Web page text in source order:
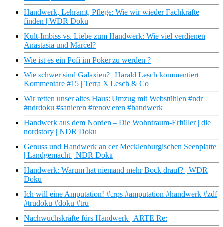
Handwerk, Lehramt, Pflege: Wie wir wieder Fachkräfte
finden | WDR Doku
Kult-Imbiss vs. Liebe zum Handwerk: Wie viel verdienen
Anastasia und Marcel?
Wie ist es ein Pofi im Poker zu werden ?
Wie schwer sind Galaxien? | Harald Lesch kommentiert
Kommentare #15 | Terra X Lesch & Co
Wir retten unser altes Haus: Umzug mit Webstühlen #ndr
#ndrdoku #sanieren #renovieren #handwerk
Handwerk aus dem Norden – Die Wohntraum-Erfüller | die
nordstory | NDR Doku
Genuss und Handwerk an der Mecklenburgischen Seenplatte
| Landgemacht | NDR Doku
Handwerk: Warum hat niemand mehr Bock drauf? | WDR
Doku
Ich will eine Amputation! #crps #amputation #handwerk #zdf
#trudoku #doku #tru
Nachwuchskräfte fürs Handwerk | ARTE Re: